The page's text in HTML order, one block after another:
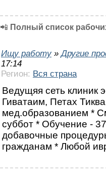
📲 Полный список
Ищу работу »Другие
17:14
Регион: Вся страна
Ведущяя сеть клиник
Гиватаим, Петах
мед.образованием *
суббот * Обучение -
добавочные
гражданам * Любой